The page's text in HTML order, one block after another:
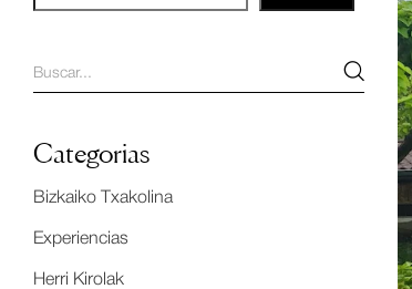
Categorias
Bizkaiko Txakolina
Experiencias
Herri Kirolak